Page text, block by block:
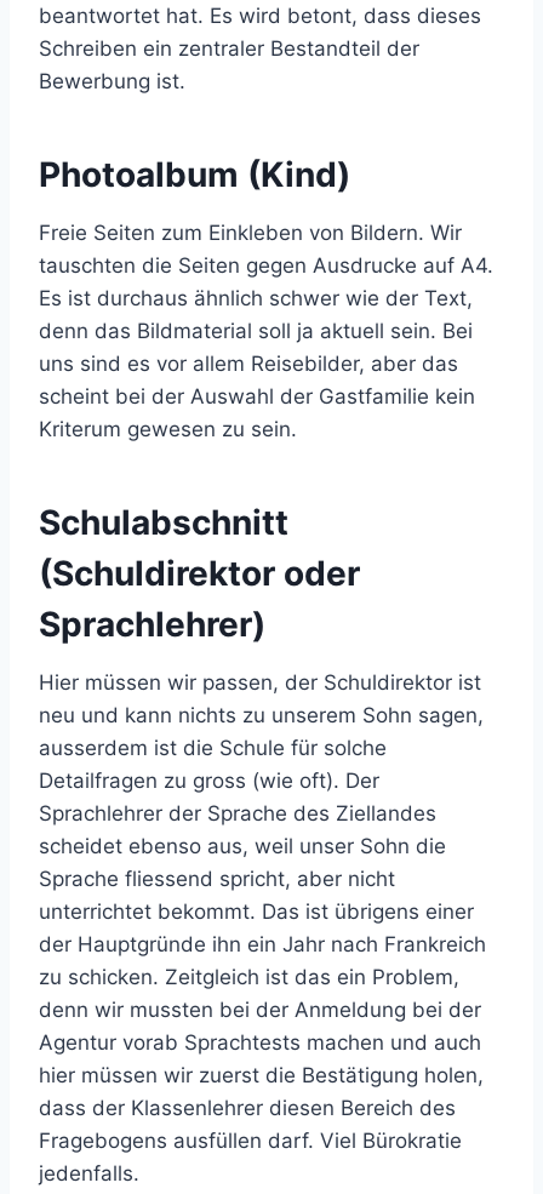
beantwortet hat. Es wird betont, dass dieses
Schreiben ein zentraler Bestandteil der
Bewerbung ist.
Photoalbum (Kind)
Freie Seiten zum Einkleben von Bildern. Wir
tauschten die Seiten gegen Ausdrucke auf A4.
Es ist durchaus ähnlich schwer wie der Text,
denn das Bildmaterial soll ja aktuell sein. Bei
uns sind es vor allem Reisebilder, aber das
scheint bei der Auswahl der Gastfamilie kein
Kriterum gewesen zu sein.
Schulabschnitt
(Schuldirektor oder
Sprachlehrer)
Hier müssen wir passen, der Schuldirektor ist
neu und kann nichts zu unserem Sohn sagen,
ausserdem ist die Schule für solche
Detailfragen zu gross (wie oft). Der
Sprachlehrer der Sprache des Ziellandes
scheidet ebenso aus, weil unser Sohn die
Sprache fliessend spricht, aber nicht
unterrichtet bekommt. Das ist übrigens einer
der Hauptgründe ihn ein Jahr nach Frankreich
zu schicken. Zeitgleich ist das ein Problem,
denn wir mussten bei der Anmeldung bei der
Agentur vorab Sprachtests machen und auch
hier müssen wir zuerst die Bestätigung holen,
dass der Klassenlehrer diesen Bereich des
Fragebogens ausfüllen darf. Viel Bürokratie
jedenfalls.